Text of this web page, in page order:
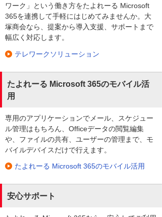
ワーク」という働き方をたよれーる Microsoft
365を連携して手軽にはじめてみませんか。大
塚商会なら、提案から導入支援、サポートまで
幅広く対応します。
テレワークソリューション
たよれーる Microsoft 365のモバイル活
用
専用のアプリケーションでメール、スケジュー
ル管理はもちろん、Officeデータの閲覧編集
や、ファイルの共有、ユーザーの管理まで、モ
バイルデバイスだけで行えます。
たよれーる Microsoft 365のモバイル活用
安心サポート